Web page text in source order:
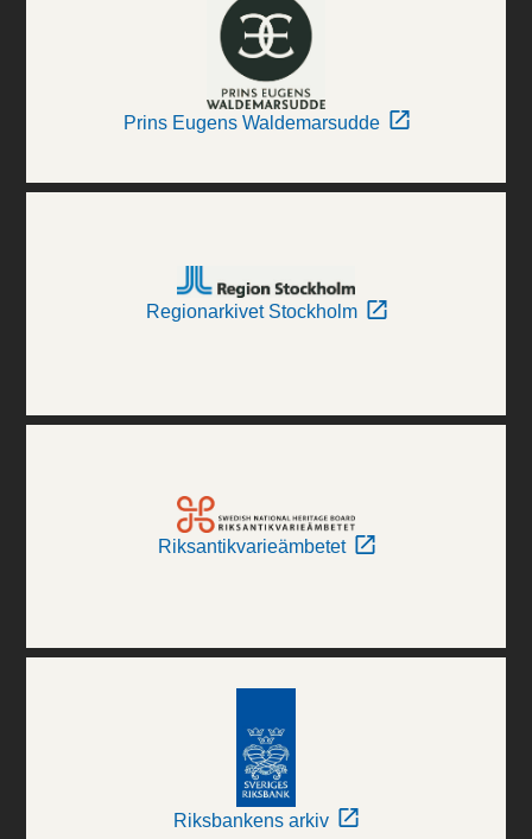
Prins Eugens Waldemarsudde
Regionarkivet Stockholm
Riksantikvarieämbetet
Riksbankens arkiv